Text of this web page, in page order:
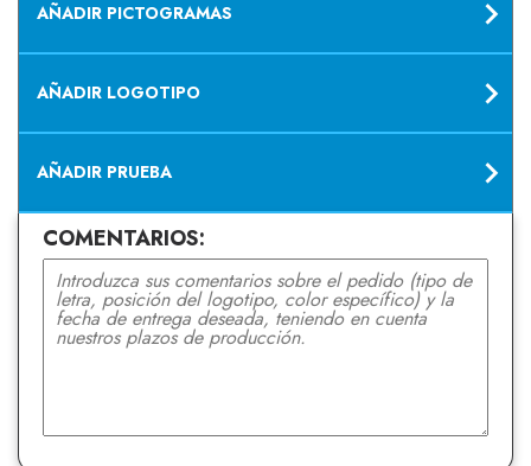
AÑADIR PICTOGRAMAS
AÑADIR LOGOTIPO
AÑADIR PRUEBA
COMENTARIOS: